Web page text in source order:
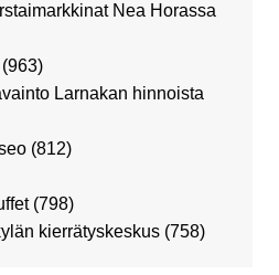
Nea Horassa
(963)
Larnakan hinnoista
(812)
(798)
kierrätyskeskus (758)